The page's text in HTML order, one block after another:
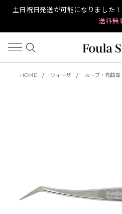
土日祝日発送が可能になりました
送料無
HOME ツィーザ カーブ・先曲型